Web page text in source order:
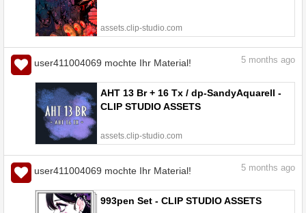
assets.clip-studio.com
user411004069 mochte Ihr Material! 5 months ago
AHT 13 Br + 16 Tx / dp-SandyAquarell -
CLIP STUDIO ASSETS
assets.clip-studio.com
user411004069 mochte Ihr Material! 5 months ago
993pen Set - CLIP STUDIO ASSETS